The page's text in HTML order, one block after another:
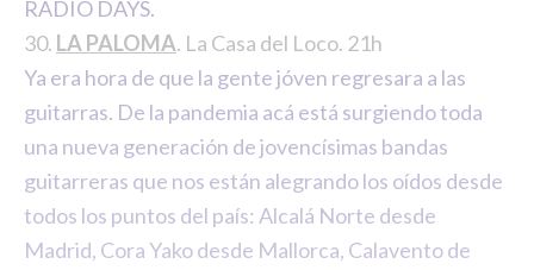
RADIO DAYS.
30. LA PALOMA. La Casa del Loco. 21h
Ya era hora de que la gente jóven regresara a las
guitarras. De la pandemia acá está surgiendo toda
una nueva generación de jovencísimas bandas
guitarreras que nos están alegrando los oídos desde
todos los puntos del país: Alcalá Norte desde
Madrid, Cora Yako desde Mallorca, Calavento de